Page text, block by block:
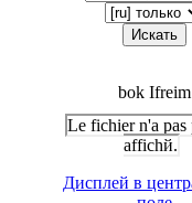
Искать
bok Ifreim
Le fichier n'a pas
affichй.
Дисплей в